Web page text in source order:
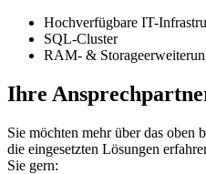
Hochverfügbare IT-
SQL-Cluster
RAM- &
Ihre
Sie möchten mehr über das oben
die eingesetzten Lösungen
Sie gern: